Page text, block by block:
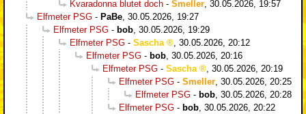
Kvaradonna blutet doch - Smeller, 30.05.2026, 19:57
Elfmeter PSG - PaBe, 30.05.2026, 19:27
Elfmeter PSG - bob, 30.05.2026, 19:29
Elfmeter PSG - Sascha , 30.05.2026, 20:12
Elfmeter PSG - bob, 30.05.2026, 20:16
Elfmeter PSG - Sascha , 30.05.2026, 20:19
Elfmeter PSG - Smeller, 30.05.2026, 20:25
Elfmeter PSG - bob, 30.05.2026, 20:28
Elfmeter PSG - bob, 30.05.2026, 20:22